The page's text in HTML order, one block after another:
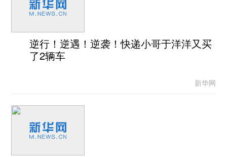
逆行！逆遇！逆袭！快递小哥于洋洋又买
了2辆车
新华网